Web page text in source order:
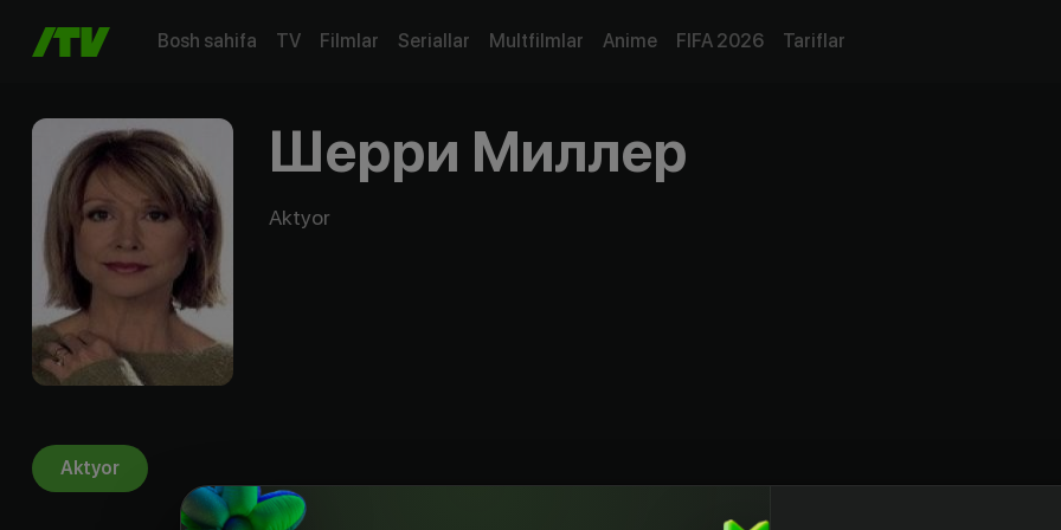
Bosh sahifa TV Filmlar Seriallar Multfilmlar Anime FIFA 2026 Tariflar
Шерри Миллер
Aktyor
Aktyor